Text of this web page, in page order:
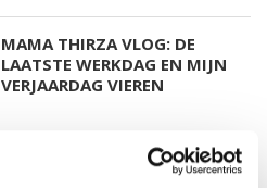
MAMA THIRZA VLOG: DE
LAATSTE WERKDAG EN MIJN
VERJAARDAG VIEREN